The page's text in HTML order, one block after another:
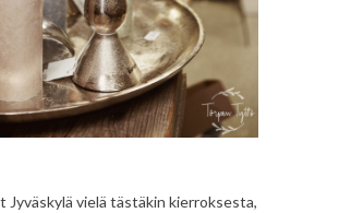
Jyväskylä vielä tästäkin kierroksesta,